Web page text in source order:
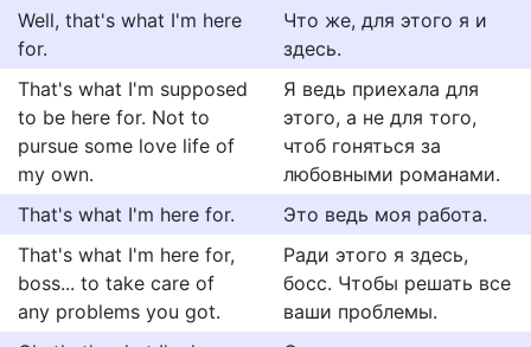
Well, that's what I'm here
for.
Что же, для этого я и
здесь.
That's what I'm supposed
to be here for. Not to
pursue some love life of
my own.
Я ведь приехала для
этого, а не для того,
чтоб гоняться за
любовными романами.
That's what I'm here for.
Это ведь моя работа.
That's what I'm here for,
boss... to take care of
any problems you got.
Ради этого я здесь,
босс. Чтобы решать все
ваши проблемы.